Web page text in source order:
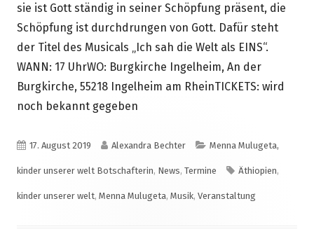
sie ist Gott ständig in seiner Schöpfung präsent, die
Schöpfung ist durchdrungen von Gott. Dafür steht
der Titel des Musicals „Ich sah die Welt als EINS“.
WANN: 17 UhrWO: Burgkirche Ingelheim, An der
Burgkirche, 55218 Ingelheim am RheinTICKETS: wird
noch bekannt gegeben
Veröffentlicht
am
17. August 2019 Autor
Alexandra Bechter Kategorien
Menna Mulugeta,
kinder unserer welt Botschafterin, News, Termine Schlagwörter
Äthiopien,
kinder unserer welt, Menna Mulugeta, Musik, Veranstaltung